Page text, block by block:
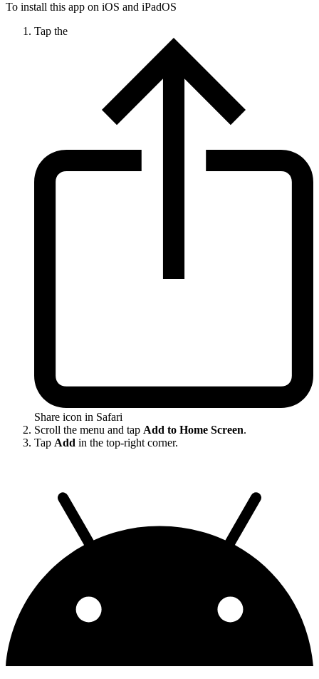
To install this app on iOS and iPadOS
Tap the
Share icon in Safari
Scroll the menu and tap Add to Home Screen.
Tap Add in the top-right corner.